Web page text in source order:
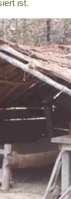
ist.